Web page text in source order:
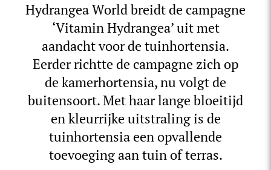
NEDERLANDS
ABONNEER
Hydrangea World breidt de campagne
‘Vitamin Hydrangea’ uit met
aandacht voor de tuinhortensia.
Eerder richtte de campagne zich op
de kamerhortensia, nu volgt de
buitensoort. Met haar lange bloeitijd
en kleurrijke uitstraling is de
tuinhortensia een opvallende
toevoeging aan tuin of terras.